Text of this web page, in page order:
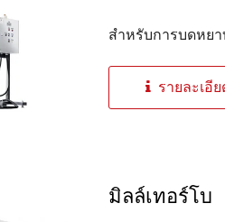
สำหรับการบดหยา
รายละเอีย
มิลล์เทอร์โบ